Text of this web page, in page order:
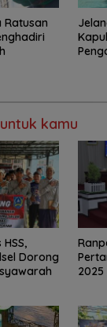
Ratusan
kamu
Dorong
2025